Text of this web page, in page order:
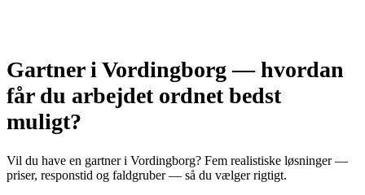
Gartner i Vordingborg — hvordan
får du arbejdet ordnet bedst
muligt?
Vil du have en gartner i Vordingborg? Fem realistiske løsninger —
priser, responstid og faldgruber — så du vælger rigtigt.